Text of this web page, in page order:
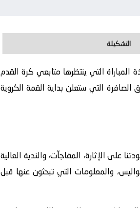
التشكيلة
كورة لايف يوفر لكم تفاصيل هذة المباراة التي ينتظرها متابعي كرة القدم
التي ستعلن بداية القمة الكروية
الـ 32، وهي البطولة التي طالما عودتنا على الإثارة، المفاجآت، والندية العالية
والمعلومات التي تبحثون عنها قبل